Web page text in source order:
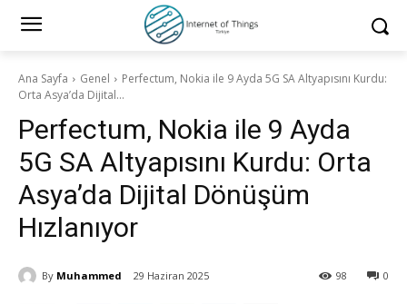
Ana Sayfa Genel
Perfectum, Nokia ile 9 Ayda 5G SA Altyapısını Kurdu:
Orta Asya’da Dijital...
Perfectum, Nokia ile 9 Ayda
5G SA Altyapısını Kurdu: Orta
Asya’da Dijital Dönüşüm
Hızlanıyor
By Muhammed 29 Haziran 2025 0
98